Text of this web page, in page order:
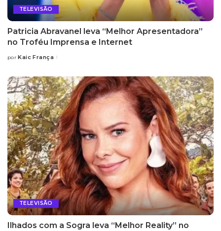
TELEVISÃO
Patricia Abravanel leva “Melhor Apresentadora”
no Troféu Imprensa e Internet
Posted
por Kaic França
TELEVISÃO
Ilhados com a Sogra leva “Melhor Reality” no